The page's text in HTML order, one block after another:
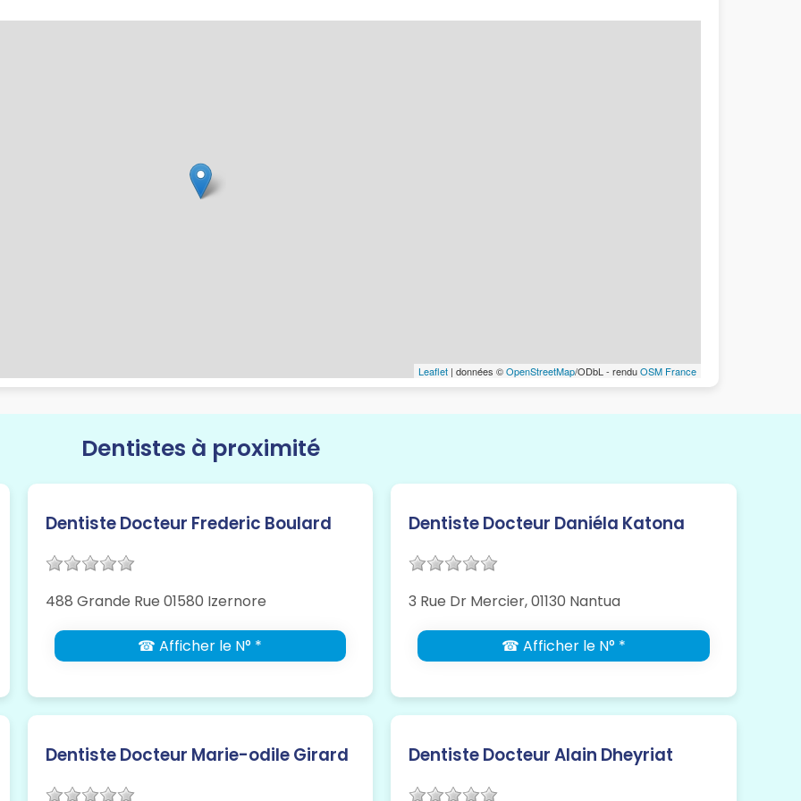
Leaflet | données ©OpenStreetMap/ODbL - renduOSM France
Dentistes à proximité
Dentiste Docteur Frederic Boulard
488 Grande Rue 01580 Izernore
☎ Afficher le N° *
Dentiste Docteur Daniéla Katona
3 Rue Dr Mercier, 01130 Nantua
☎ Afficher le N° *
Dentiste Docteur Marie-odile Girard Dentiste Docteur Alain Dheyriat